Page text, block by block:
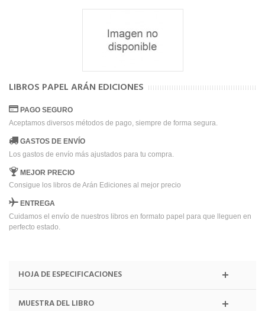
LIBROS PAPEL ARÁN EDICIONES
PAGO SEGURO
Aceptamos diversos métodos de pago, siempre de forma segura.
GASTOS DE ENVÍO
Los gastos de envío más ajustados para tu compra.
MEJOR PRECIO
Consigue los libros de Arán Ediciones al mejor precio
ENTREGA
Cuidamos el envío de nuestros libros en formato papel para que lleguen en
perfecto estado.
HOJA DE ESPECIFICACIONES
MUESTRA DEL LIBRO